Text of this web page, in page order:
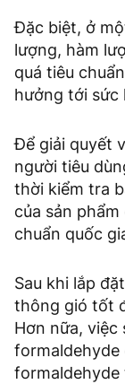
Đặc biệt, ở
lượng, hàm
quá tiêu
hưởng tới sức
Để giải quyết
người tiêu
thời kiểm tra
của sản
chuẩn quốc
Sau khi lắp
thông gió tốt
Hơn nữa, việc
formaldehyde